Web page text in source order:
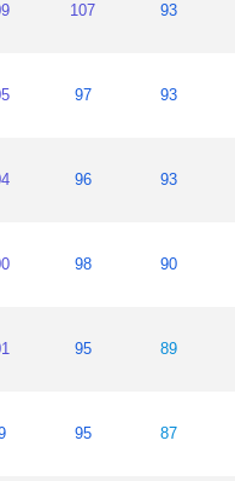
107 93
97 93
96 93
98 90
95 89
95 87